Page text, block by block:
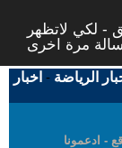
- لكي لاتظهر
الرياضة - اخبار
- ادعمونا